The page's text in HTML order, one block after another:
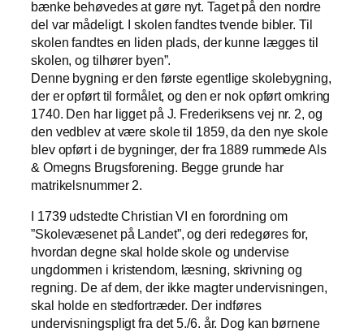
bænke behøvedes at gøre nyt. Taget på den nordre
del var mådeligt. I skolen fandtes tvende bibler. Til
skolen fandtes en liden plads, der kunne lægges til
skolen, og tilhører byen”.
Denne bygning er den første egentlige skolebygning,
der er opført til formålet, og den er nok opført omkring
1740. Den har ligget på J. Frederiksens vej nr. 2, og
den vedblev at være skole til 1859, da den nye skole
blev opført i de bygninger, der fra 1889 rummede Als
& Omegns Brugsforening. Begge grunde har
matrikelsnummer 2.
I 1739 udstedte Christian VI en forordning om
”Skolevæsenet på Landet”, og deri redegøres for,
hvordan degne skal holde skole og undervise
ungdommen i kristendom, læsning, skrivning og
regning. De af dem, der ikke magter undervisningen,
skal holde en stedfortræder. Der indføres
undervisningspligt fra det 5./6. år. Dog kan børnene